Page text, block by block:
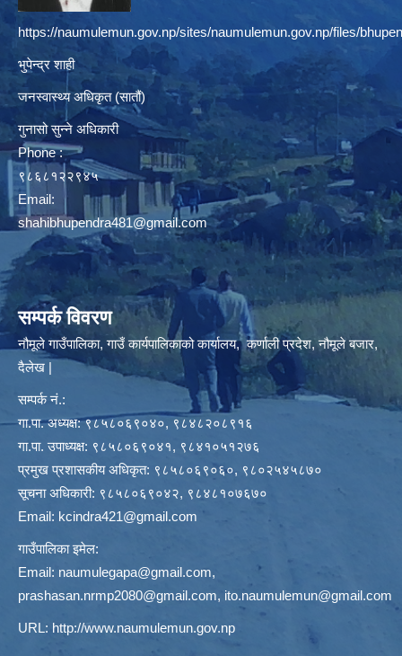
https://naumulemun.gov.np/sites/naumulemun.gov.np/files/
भुपेन्द्र शाही
जनस्वास्थ्य अधिकृत (सातौं)
गुनासो सुन्ने अधिकारी
Phone :
९८६८१२२९४५
Email:
shahibhupendra481@gmail.com
सम्पर्क विवरण
नौमूले गाउँपालिका, गाउँ कार्यपालिकाको कार्यालय, कर्णाली प्रदेश, नौमूले बजार,
दैलेख |
सम्पर्क नं.:
गा.पा. अध्यक्ष: ९८५८०६९०४०, ९८४८२०८९१६
गा.पा. उपाध्यक्ष: ९८५८०६९०४१, ९८४१०५१२७६
प्रमुख प्रशासकीय अधिकृत: ९८५८०६९०६०, ९८०२५४५८७०
सूचना अधिकारी: ९८५८०६९०४२, ९८४८१०७६७०
Email: kcindra421@gmail.com
गाउँपालिका इमेल:
Email: naumulegapa@gmail.com,
prashasan.nrmp2080@gmail.com, ito.naumulemun@gmail.com
URL: http://www.naumulemun.gov.np